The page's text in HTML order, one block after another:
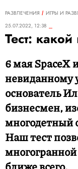
РАЗВЛЕЧЕНИЯ
ИГРЫ И
25.07.2022, 12:38
Тест:
6 мая SpaceX
невиданному
основатель
бизнесмен,
многодетный
Наш тест